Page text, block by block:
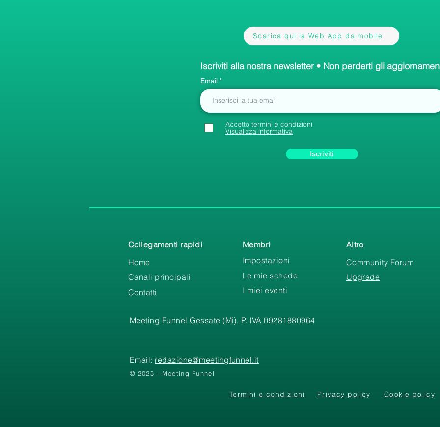
Scarica qui la Web App da mobile
Iscriviti alla nostra newsletter • Non perderti gli
Email
Accetto termini e condizioni
Visualizza informativa
Iscriviti
Collegamenti rapidi
Home
Canali principali
Contatti
Membri
Impostazioni
Le mie schede
I miei eventi
Altro
Community Forum
Upgrade
Meeting Funnel Gessate (Mi), P. IVA 09281880964
Email: redazione@meetingfunnel.it
© 2025 - Meeting Funnel
Termini e condizioni Privacy policy Cookie policy